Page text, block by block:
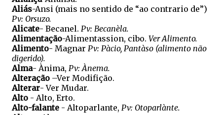
Aliás-Ansi (mais no sentido de “ao contrario de”)
Pv: Orsuzo.
Alicate- Becanel. Pv: Becanèla.
Alimentação-Alimentassion, cibo. Ver Alimento.
Alimento- Magnar Pv: Pàcio, Pantàso (alimento não
digerido).
Alma- Ànima, Pv: Ànema.
Alteração –Ver Modifição.
Alterar- Ver Mudar.
Alto - Alto, Erto.
Alto-falante - Altoparlante, Pv: Otoparlànte.